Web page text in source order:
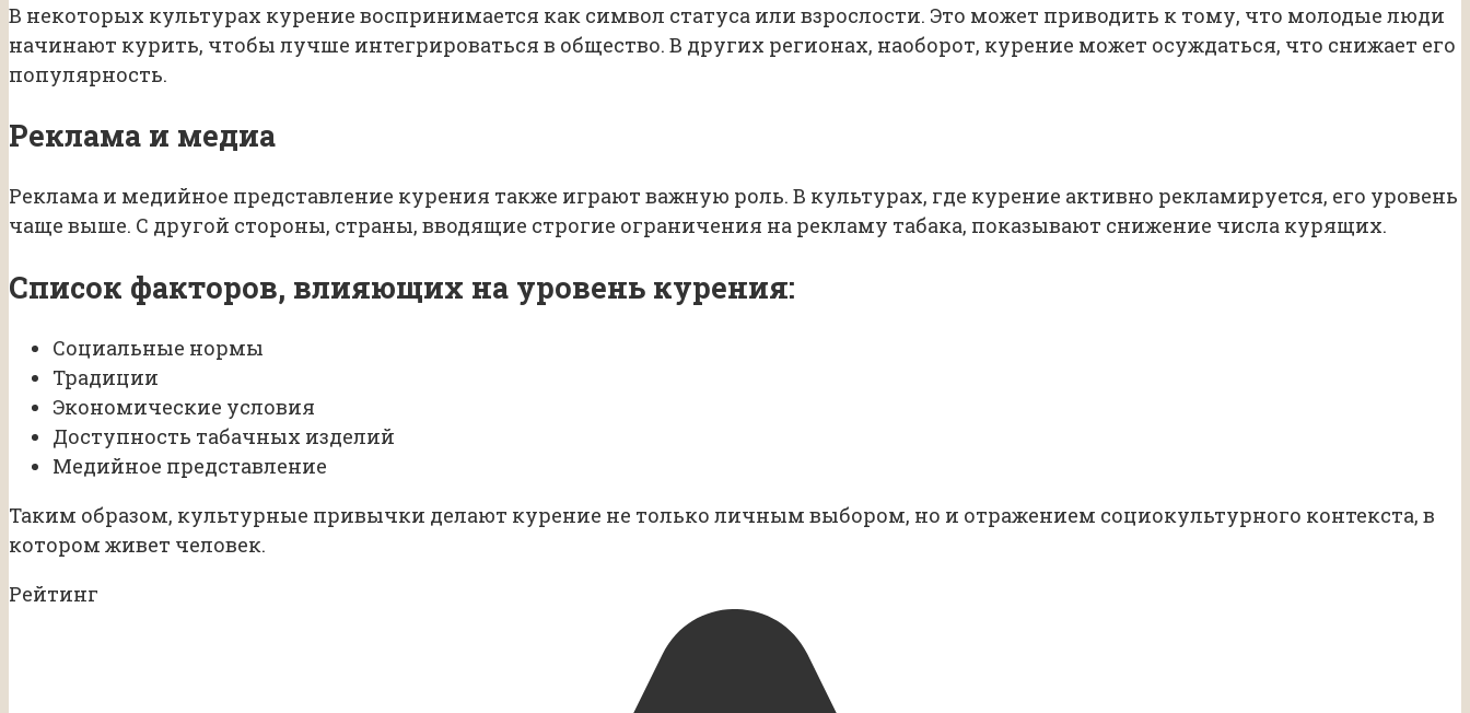
В некоторых культурах курение воспринимается как символ статуса или взрослости. Это может приводить к тому, что молодые люди
начинают курить, чтобы лучше интегрироваться в общество. В других регионах, наоборот, курение может осуждаться, что снижает его
популярность.
Реклама и медиа
Реклама и медийное представление курения также играют важную роль. В культурах, где курение активно рекламируется, его уровень
чаще выше. С другой стороны, страны, вводящие строгие ограничения на рекламу табака, показывают снижение числа курящих.
Список факторов, влияющих на уровень курения:
Социальные нормы
Традиции
Экономические условия
Доступность табачных изделий
Медийное представление
Таким образом, культурные привычки делают курение не только личным выбором, но и отражением социокультурного контекста, в
котором живет человек.
Рейтинг